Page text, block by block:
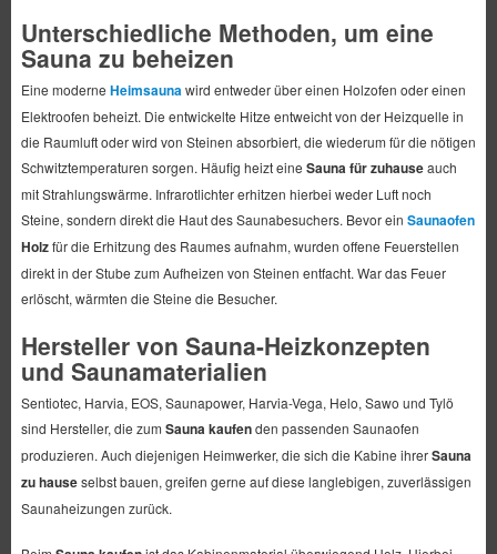
Unterschiedliche Methoden, um eine
Sauna zu beheizen
Eine moderne Heimsauna wird entweder über einen Holzofen oder einen
Elektroofen beheizt. Die entwickelte Hitze entweicht von der Heizquelle in
die Raumluft oder wird von Steinen absorbiert, die wiederum für die nötigen
Schwitztemperaturen sorgen. Häufig heizt eine Sauna für zuhauseauch
mit Strahlungswärme. Infrarotlichter erhitzen hierbei weder Luft noch
Steine, sondern direkt die Haut des Saunabesuchers. Bevor ein Saunaofen
Holzfür die Erhitzung des Raumes aufnahm, wurden offene Feuerstellen
direkt in der Stube zum Aufheizen von Steinen entfacht. War das Feuer
erlöscht, wärmten die Steine die Besucher.
Hersteller von Sauna-Heizkonzepten
und Saunamaterialien
Sentiotec, Harvia, EOS, Saunapower, Harvia-Vega, Helo, Sawo und Tylö
sind Hersteller, die zum Sauna kaufenden passenden Saunaofen
produzieren. Auch diejenigen Heimwerker, die sich die Kabine ihrerSauna
zu hauseselbst bauen, greifen gerne auf diese langlebigen, zuverlässigen
Saunaheizungen zurück.